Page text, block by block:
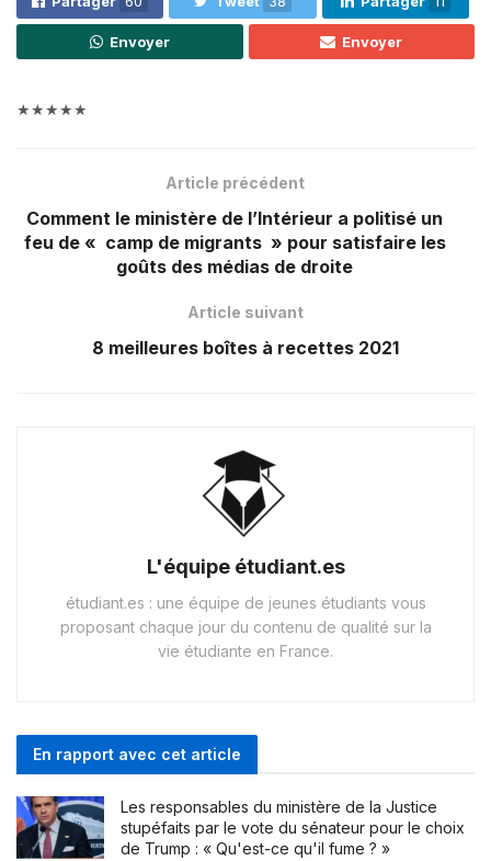
Envoyer Envoyer
★★★★★
Article précédent
Comment le ministère de l’Intérieur a politisé un
feu de « camp de migrants » pour satisfaire les
goûts des médias de droite
Article suivant
8 meilleures boîtes à recettes 2021
L'équipe étudiant.es
étudiant.es : une équipe de jeunes étudiants vous
proposant chaque jour du contenu de qualité sur la
vie étudiante en France.
En rapport avec cet article
Les responsables du ministère de la Justice
stupéfaits par le vote du sénateur pour le choix
de Trump : « Qu'est-ce qu'il fume ? »